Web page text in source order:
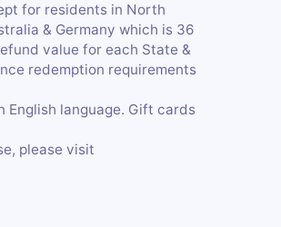
for residents in North
& Germany which is 36
value for each State &
redemption requirements
English language. Gift cards
please visit